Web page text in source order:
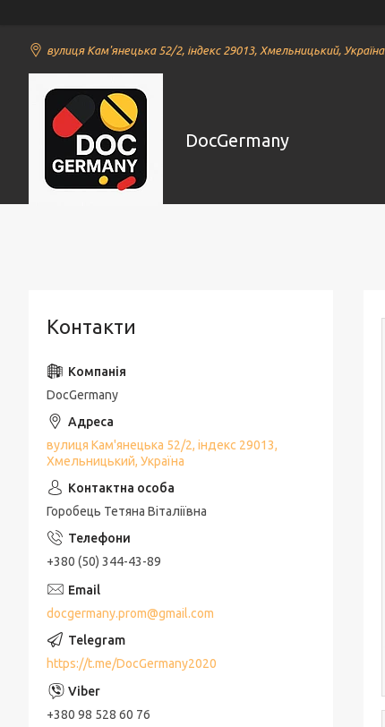
вулиця Кам'янецька 52/2, індекс 29013, Хмельницький, Україна
DocGermany
Контакти
DocGermany
вулиця Кам'янецька 52/2, індекс 29013,
Хмельницький, Україна
Горобець Тетяна Віталіївна
+380 (50) 344-43-89
docgermany.prom@gmail.com
https://t.me/DocGermany2020
+380 98 528 60 76